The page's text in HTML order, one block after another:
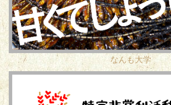
なんも大学